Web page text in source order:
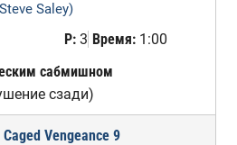
Saley)
Р:3 Время:1:00
сабмишном
сзади)
Vengeance 9